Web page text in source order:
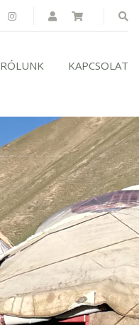
RÓLUNK KAPCSOLAT